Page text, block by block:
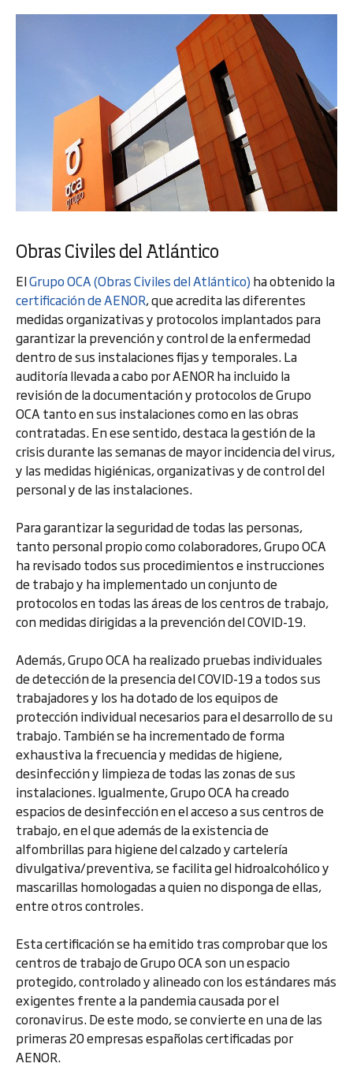
Obras Civiles del Atlántico
ElGrupo OCA (Obras Civiles del Atlántico) ha obtenido la
certificación de AENOR, que acredita las diferentes
medidas organizativas y protocolos implantados para
garantizar la prevención y control de la enfermedad
dentro de sus instalaciones fijas y temporales. La
auditoría llevada a cabo por AENOR ha incluido la
revisión de la documentación y protocolos de Grupo
OCA tanto en sus instalaciones como en las obras
contratadas. En ese sentido, destaca la gestión de la
crisis durante las semanas de mayor incidencia del virus,
y las medidas higiénicas, organizativas y de control del
personal y de las instalaciones.
Para garantizar la seguridad de todas las personas,
tanto personal propio como colaboradores, Grupo OCA
ha revisado todos sus procedimientos e instrucciones
de trabajo y ha implementado un conjunto de
protocolos en todas las áreas de los centros de trabajo,
con medidas dirigidas a la prevención del COVID-19.
Además, Grupo OCA ha realizado pruebas individuales
de detección de la presencia del COVID-19 a todos sus
trabajadores y los ha dotado de los equipos de
protección individual necesarios para el desarrollo de su
trabajo. También se ha incrementado de forma
exhaustiva la frecuencia y medidas de higiene,
desinfección y limpieza de todas las zonas de sus
instalaciones. Igualmente, Grupo OCA ha creado
espacios de desinfección en el acceso a sus centros de
trabajo, en el que además de la existencia de
alfombrillas para higiene del calzado y cartelería
divulgativa/preventiva, se facilita gel hidroalcohólico y
mascarillas homologadas a quien no disponga de ellas,
entre otros controles.
Esta certificación se ha emitido tras comprobar que los
centros de trabajo de Grupo OCA son un espacio
protegido, controlado y alineado con los estándares más
exigentes frente a la pandemia causada por el
coronavirus. De este modo, se convierte en una de las
primeras 20 empresas españolas certificadas por
AENOR.